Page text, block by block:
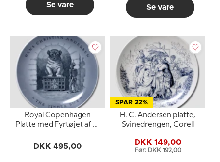
Se vare Se vare
Royal Copenhagen
Platte med Fyrtøjet af H.
DKK 495,00
SPAR 22%
H. C. Andersen platte,
Svinedrengen, Corell
DKK 149,00
Før: DKK 192,00